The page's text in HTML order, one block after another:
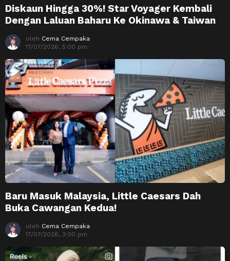
Diskaun Hingga 30%! Star Voyager Kembali
Dengan Laluan Baharu Ke Okinawa & Taiwan
oleh Cema Cempaka
17/07/2026, 5:00 pm
Baru Masuk Malaysia, Little Caesars Dah
Buka Cawangan Kedua!
oleh Cema Cempaka
17/07/2026, 3:00 pm